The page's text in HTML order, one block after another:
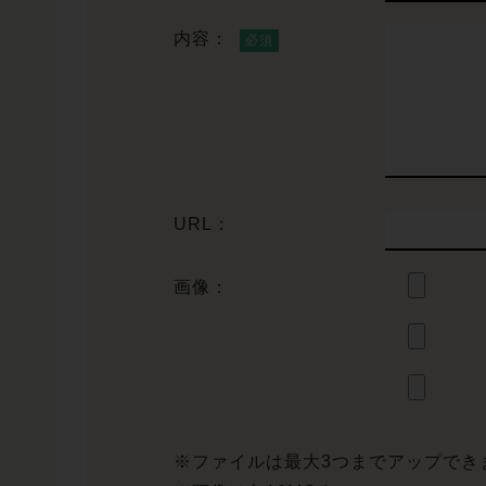
内容：
URL：
画像：
※ファイルは最大3つまでアップでき